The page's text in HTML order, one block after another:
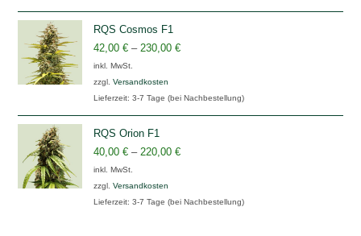
RQS Cosmos F1
42,00€ –230,00€
inkl. MwSt.
zzgl.Versandkosten
Lieferzeit:3-7 Tage (bei Nachbestellung)
RQS Orion F1
40,00€ –220,00€
inkl. MwSt.
zzgl.Versandkosten
Lieferzeit:3-7 Tage (bei Nachbestellung)